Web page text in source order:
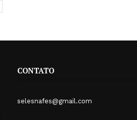
CONTATO
selesnafes@gmail.com